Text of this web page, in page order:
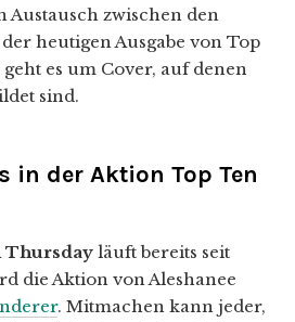
Austausch zwischen den
heutigen Ausgabe von Top
es um Cover, auf denen
sind.
in der Aktion Top Ten
Thursday läuft bereits seit
die Aktion von Aleshanee
. Mitmachen kann jeder,